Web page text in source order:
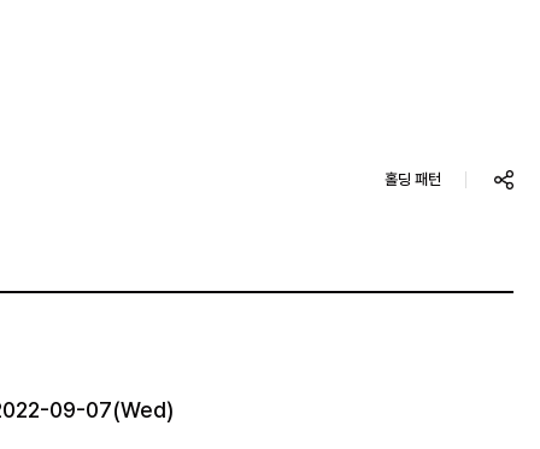
홀딩 패턴
09-07(Wed)